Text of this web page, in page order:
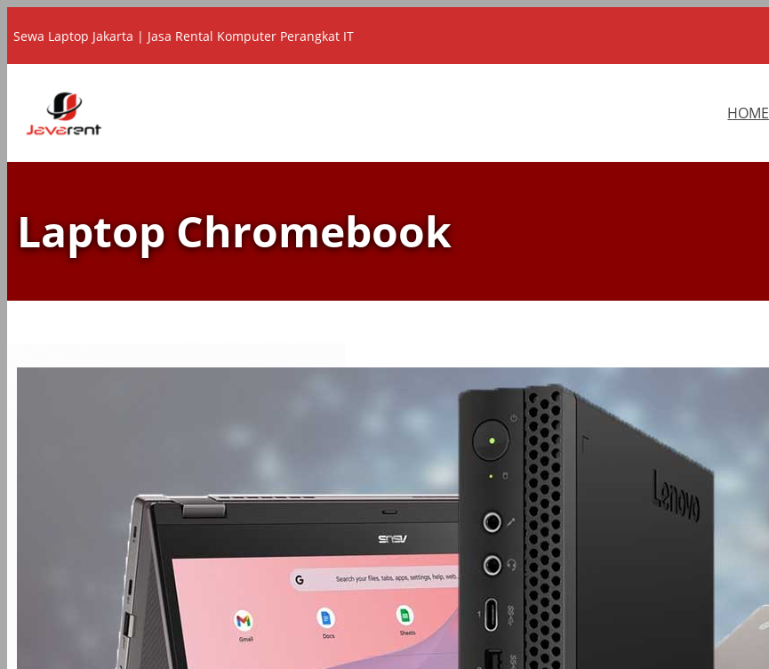
ke
konten
Sewa Laptop Jakarta | Jasa Rental Komputer Perangkat IT
HOME
Laptop Chromebook